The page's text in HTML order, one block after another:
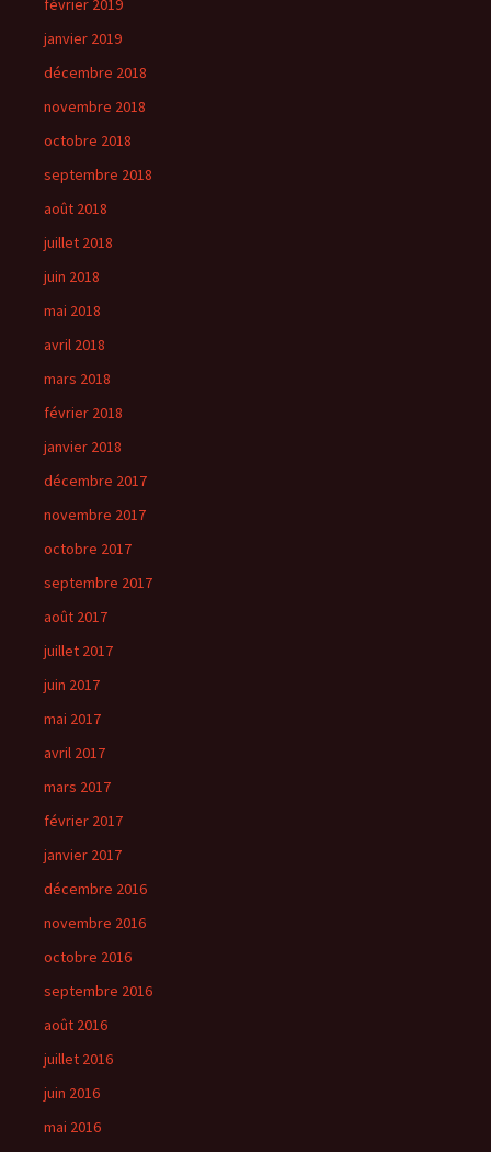
février 2019
janvier 2019
décembre 2018
novembre 2018
octobre 2018
septembre 2018
août 2018
juillet 2018
juin 2018
mai 2018
avril 2018
mars 2018
février 2018
janvier 2018
décembre 2017
novembre 2017
octobre 2017
septembre 2017
août 2017
juillet 2017
juin 2017
mai 2017
avril 2017
mars 2017
février 2017
janvier 2017
décembre 2016
novembre 2016
octobre 2016
septembre 2016
août 2016
juillet 2016
juin 2016
mai 2016